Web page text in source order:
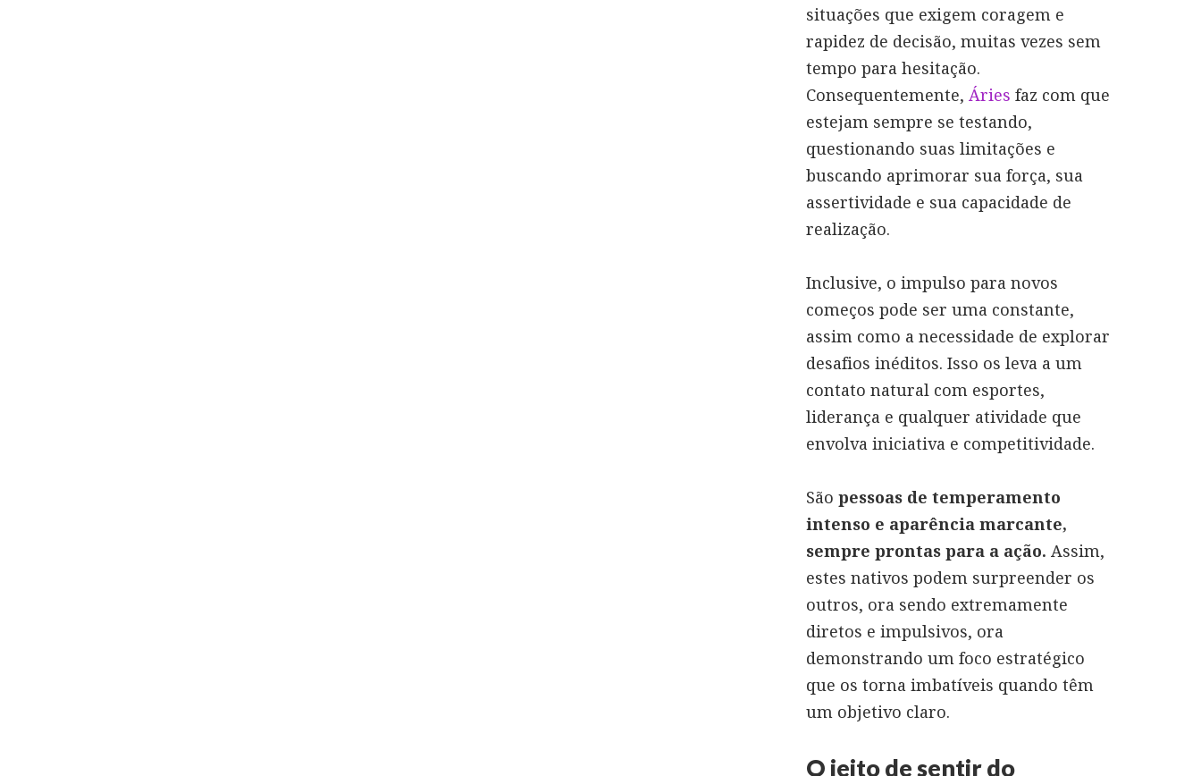
situações que exigem coragem e
rapidez de decisão, muitas vezes sem
tempo para hesitação.
Consequentemente, Áries faz com que
estejam sempre se testando,
questionando suas limitações e
buscando aprimorar sua força, sua
assertividade e sua capacidade de
realização.
Inclusive, o impulso para novos
começos pode ser uma constante,
assim como a necessidade de explorar
desafios inéditos. Isso os leva a um
contato natural com esportes,
liderança e qualquer atividade que
envolva iniciativa e competitividade.
São pessoas de temperamento
intenso e aparência marcante,
sempre prontas para a ação. Assim,
estes nativos podem surpreender os
outros, ora sendo extremamente
diretos e impulsivos, ora
demonstrando um foco estratégico
que os torna imbatíveis quando têm
um objetivo claro.
O jeito de sentir do